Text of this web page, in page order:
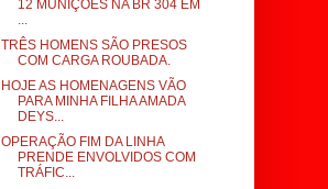
12 MUNIÇÕES NA BR 304 EM
...
TRÊS HOMENS SÃO PRESOS
COM CARGA ROUBADA.
HOJE AS HOMENAGENS VÃO
PARA MINHA FILHA AMADA
DEYS...
OPERAÇÃO FIM DA LINHA
PRENDE ENVOLVIDOS COM
TRÁFIC...